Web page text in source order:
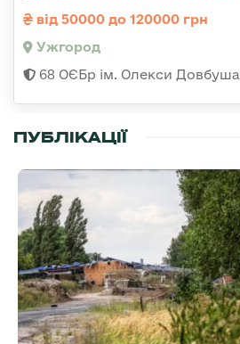
від 50000 до 120000 грн
Ужгород
68 ОЄБр ім. Олекси Довбуша
ПУБЛІКАЦІЇ